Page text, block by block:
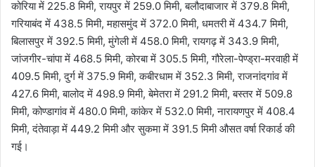
कोरिया में 225.8 मिमी, रायपुर में 259.0 मिमी, बलौदाबाजार में 379.8 मिमी,
गरियाबंद में 438.5 मिमी, महासमुंद में 372.0 मिमी, धमतरी में 434.7 मिमी,
बिलासपुर में 392.5 मिमी, मुंगेली में 458.0 मिमी, रायगढ़ में 343.9 मिमी,
जांजगीर-चांपा में 468.5 मिमी, कोरबा में 305.5 मिमी, गौरेला-पेण्ड्रा-मरवाही में
409.5 मिमी, दुर्ग में 375.9 मिमी, कबीरधाम में 352.3 मिमी, राजनांदगांव में
427.6 मिमी, बालोद में 498.9 मिमी, बेमेतरा में 291.2 मिमी, बस्तर में 509.8
मिमी, कोण्डागांव में 480.0 मिमी, कांकेर में 532.0 मिमी, नारायणपुर में 408.4
मिमी, दंतेवाड़ा में 449.2 मिमी और सुकमा में 391.5 मिमी औसत वर्षा रिकार्ड की
गई।